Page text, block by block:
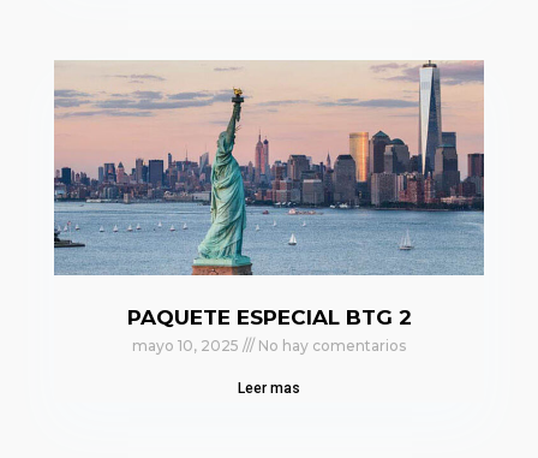
PAQUETE ESPECIAL BTG 2
mayo 10, 2025 No hay comentarios
Leer mas